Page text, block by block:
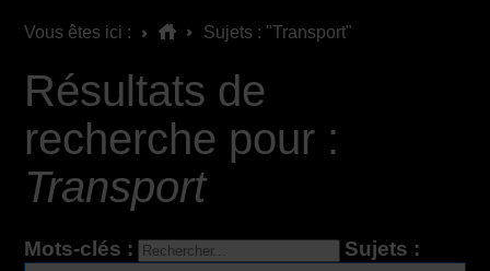
Vous êtes ici : Sujets : "Transport"
Résultats de
recherche pour :
Transport
Mots-clés : Sujets :